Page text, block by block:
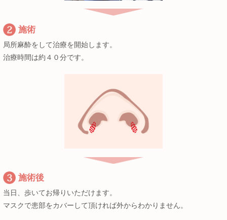
施術
局所麻酔をして治療を開始します。
治療時間は約４０分です。
施術後
当日、歩いてお帰りいただけます。
マスクで患部をカバーして頂ければ外からわかりません。